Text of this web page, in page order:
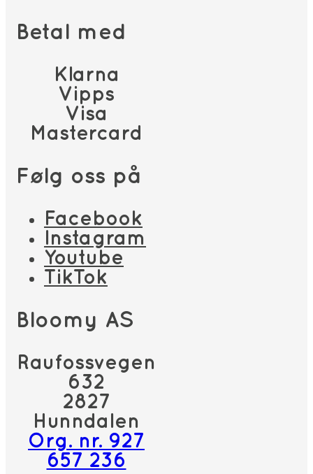
Betal med
Klarna
Vipps
Visa
Mastercard
Følg oss på
Facebook
Instagram
Youtube
TikTok
Bloomy AS
Raufossvegen
632
2827
Hunndalen
Org. nr. 927
657 236